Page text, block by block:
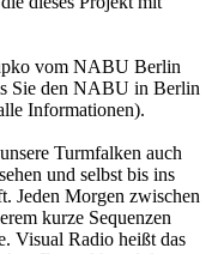
vom NABU Berlin
Sie den NABU in Berlin
Informationen).
Turmfalken auch
und selbst bis ins
Jeden Morgen zwischen
kurze Sequenzen
Visual Radio heißt das